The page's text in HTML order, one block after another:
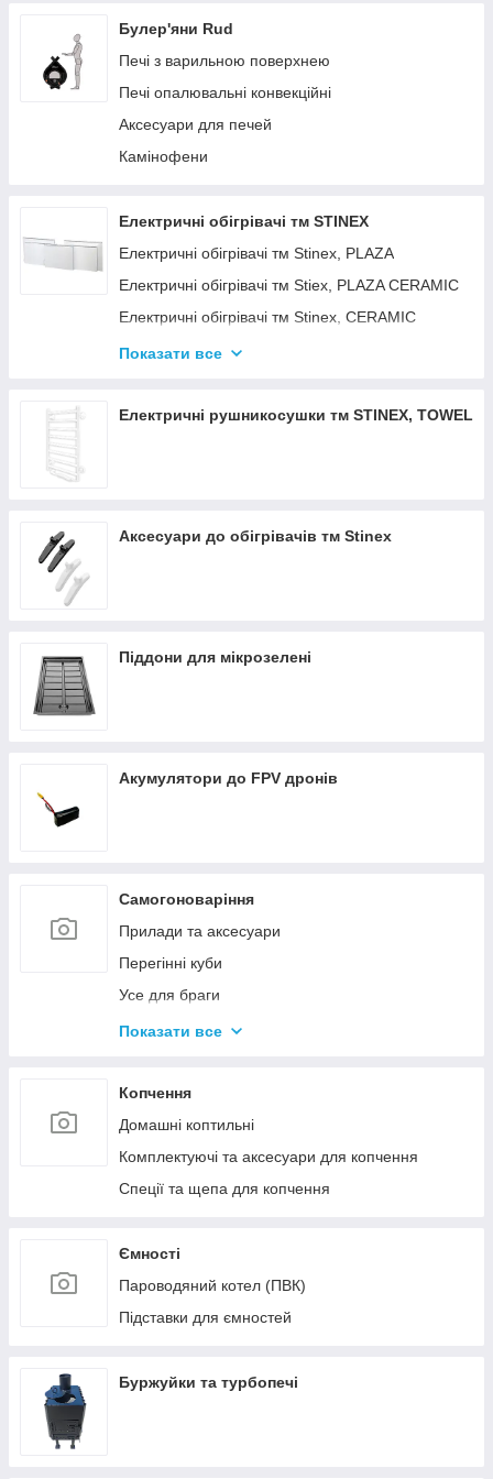
Булер'яни Rud
Печі з варильною поверхнею
Печі опалювальні конвекційні
Аксесуари для печей
Камінофени
Електричні обігрівачі тм STINEX
Електричні обігрівачі тм Stinex, PLAZA
Електричні обігрівачі тм Stiex, PLAZA CERAMIC
Електричні обігрівачі тм Stinex, CERAMIC
Електричні обігрівачі тм Stinex, COMBIE
Показати все
Електричні рушникосушки тм STINEX, TOWEL
Аксесуари до обігрівачів тм Stinex
Піддони для мікрозелені
Акумулятори до FPV дронів
Самогоноваріння
Прилади та аксесуари
Перегінні куби
Усе для браги
Комплектуючі та запчастини
Колони без ємності
Показати все
Копчення
Домашні коптильні
Комплектуючі та аксесуари для копчення
Спеції та щепа для копчення
Ємності
Пароводяний котел (ПВК)
Підставки для ємностей
Буржуйки та турбопечі